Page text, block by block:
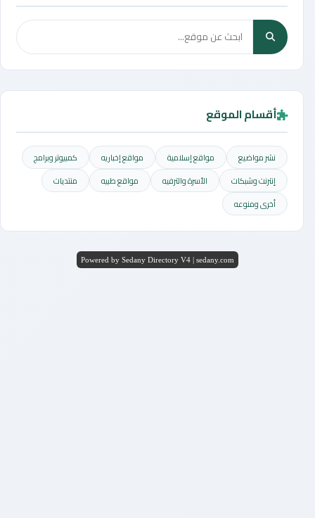
أقسام الموقع
نشر مواضيع مواقع إسلامية مواقع إخباريه
كمبيوتر وبرامج
إنترنت وشبكات
الأسرة والترفيه مواقع طبيه
منتديات
أخرى ومنوعه
Powered by Sedany Directory V4 | sedany.com